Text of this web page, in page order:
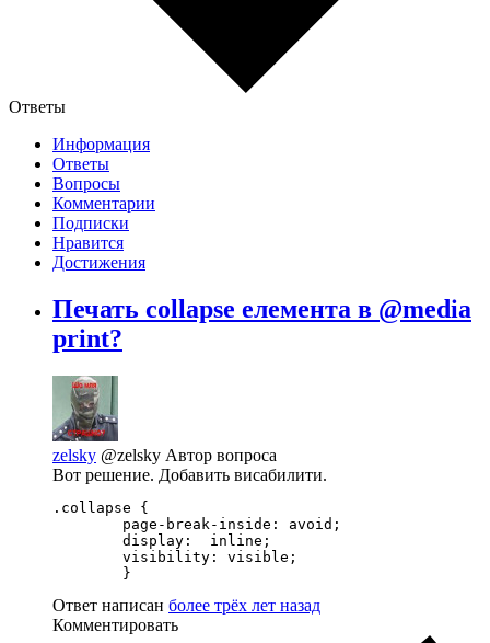
Ответы
Информация
Ответы
Вопросы
Комментарии
Подписки
Нравится
Достижения
Печать collapse елемента в @media
print?
zelsky @zelsky Автор вопроса
Вот решение. Добавить висабилити.
.collapse {
        page-break-inside: avoid;
        display:  inline;
        visibility: visible;
        }
Ответ написан более трёх лет назад
Комментировать